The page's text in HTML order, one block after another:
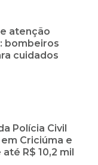
atenção
bombeiros
cuidados
Polícia Civil
Criciúma e
R$ 10,2 mil